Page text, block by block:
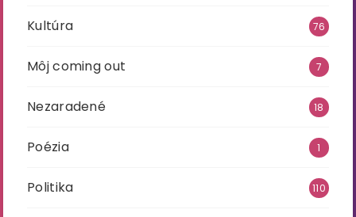
Kultúra 76
Môj coming out 7
Nezaradené 18
Poézia 1
Politika 110